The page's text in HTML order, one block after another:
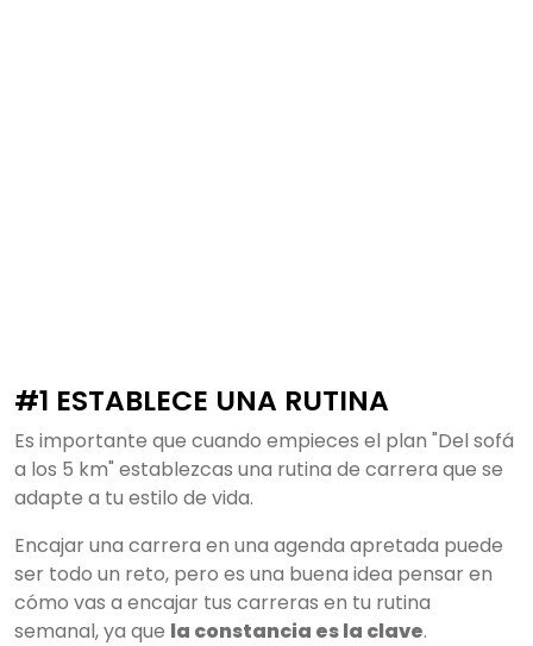
#1 ESTABLECE UNA RUTINA
Es importante que cuando empieces el plan "Del sofá
a los 5 km" establezcas una rutina de carrera que se
adapte a tu estilo de vida.
Encajar una carrera en una agenda apretada puede
ser todo un reto, pero es una buena idea pensar en
cómo vas a encajar tus carreras en tu rutina
semanal, ya que la constancia es la clave.